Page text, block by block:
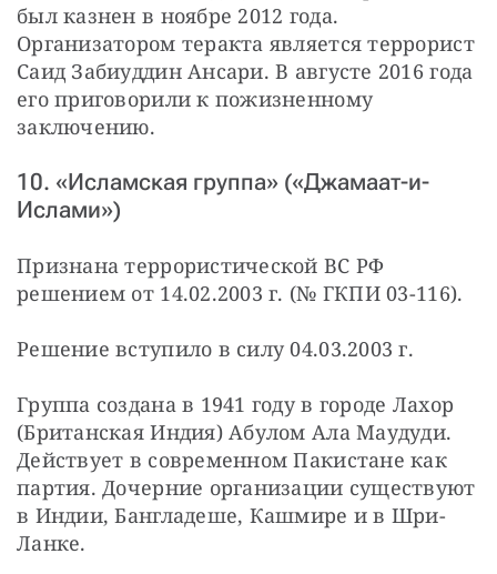
был казнен в ноябре 2012 года.
Организатором теракта является террорист
Саид Забиуддин Ансари. В августе 2016 года
его приговорили к пожизненному
заключению.
10. «Исламская группа» («Джамаат-и-
Ислами»)
Признана террористической ВС РФ
решением от 14.02.2003 г. (№ ГКПИ 03-116).
Решение вступило в силу 04.03.2003 г.
Группа создана в 1941 году в городе Лахор
(Британская Индия) Абулом Ала Маудуди.
Действует в современном Пакистане как
партия. Дочерние организации существуют
в Индии, Бангладеше, Кашмире и в Шри-
Ланке.